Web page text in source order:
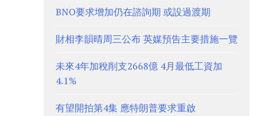
BNO要求增加仍在諮詢期 或設過渡期
財相李韻晴周三公布 英媒預告主要措施一覽
未來4年加稅削支2668億 4月最低工資加
4.1%
有望開拍第4集 應特朗普要求重啟